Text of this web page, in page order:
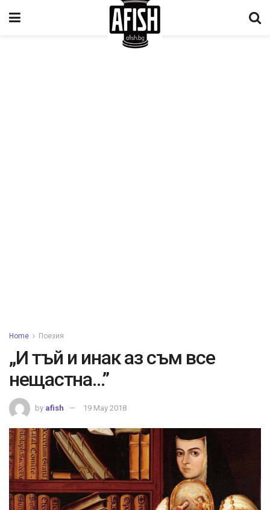
Home Поезия
„И тъй и инак аз съм все
нещастна…”
by afish 19 May 2018